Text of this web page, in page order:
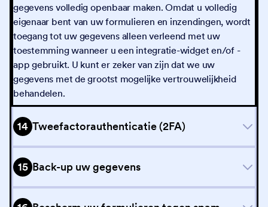
gegevens volledig openbaar maken. Omdat u volledig
eigenaar bent van uw formulieren en inzendingen, wordt
toegang tot uw gegevens alleen verleend met uw
toestemming wanneer u een integratie-widget en/of -
app gebruikt. U kunt er zeker van zijn dat we uw
gegevens met de grootst mogelijke vertrouwelijkheid
behandelen.
14 Tweefactorauthenticatie (2FA)
15 Back-up uw gegevens